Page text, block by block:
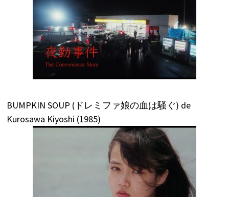
BUMPKIN SOUP (ドレミファ娘の血は騒ぐ) de
Kurosawa Kiyoshi (1985)